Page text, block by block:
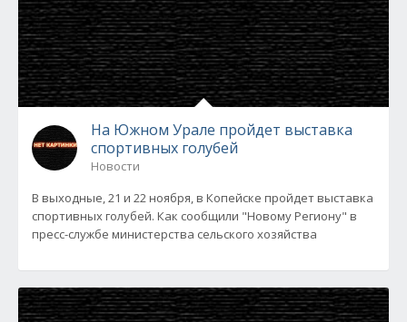
На Южном Урале пройдет выставка
спортивных голубей
Новости
В выходные, 21 и 22 ноября, в Копейске пройдет выставка
спортивных голубей. Как сообщили "Новому Региону" в
пресс-службе министерства сельского хозяйства